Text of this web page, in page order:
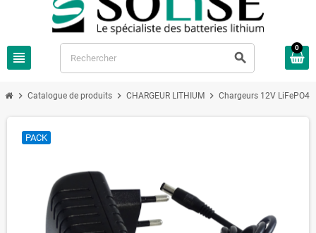
view_headline search
0
chevron_right Catalogue de produits chevron_right CHARGEUR LITHIUM chevron_right Chargeurs 12V LiFePO4
PACK